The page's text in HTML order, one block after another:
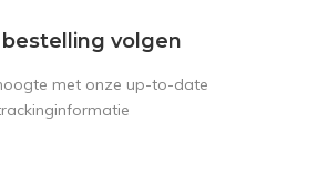
volgen
met onze up-to-date